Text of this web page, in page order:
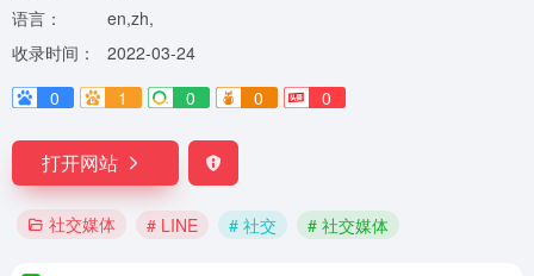
语言：
en,zh,
收录时间：
2022-03-24
0
1 0 0 0
打开网站
社交媒体 # LINE # 社交 # 社交媒体